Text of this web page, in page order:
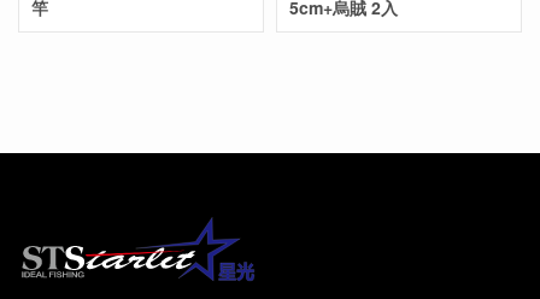
竿
5cm+烏賊 2入